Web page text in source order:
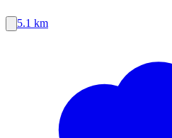
5.1 km